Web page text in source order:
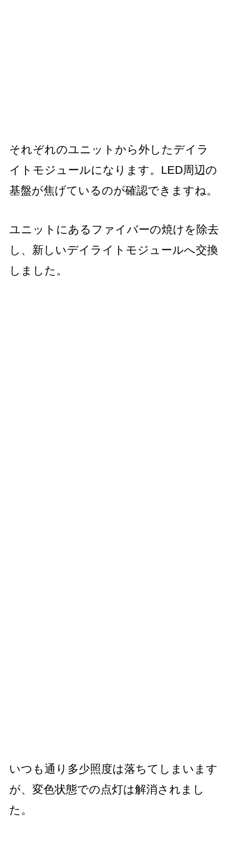
それぞれのユニットから外したデイラ
イトモジュールになります。LED周辺の
基盤が焦げているのが確認できますね。
ユニットにあるファイバーの焼けを除去
し、新しいデイライトモジュールへ交換
しました。
いつも通り多少照度は落ちてしまいます
が、変色状態での点灯は解消されまし
た。